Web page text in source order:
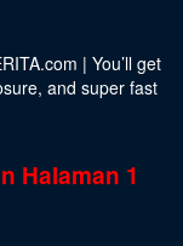
| You’ll get
and super fast
Halaman 1